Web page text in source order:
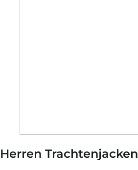
Herren Trachten­jacken